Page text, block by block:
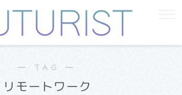
― TAG ―
リモートワーク